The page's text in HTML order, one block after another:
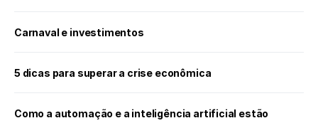
Carnaval e investimentos
5 dicas para superar a crise econômica
Como a automação e a inteligência artificial estão